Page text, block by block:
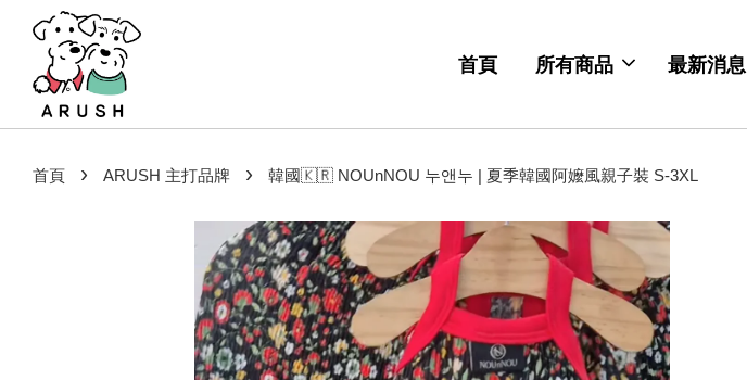
首頁 所有商品 最新消息
首頁 › ARUSH 主打品牌 › 韓國🇰🇷 NOUnNOU 누앤누 | 夏季韓國阿嬤風親子裝 S-3XL